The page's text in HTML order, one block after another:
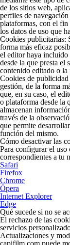
de los sitios web,
perfiles de
plataformas, con el
los datos de uso que
Cookies publicitarias:
forma más eficaz
el editor haya incluido
desde la que presta el
contenido editado o la
Cookies de
gestión, de la forma
que, en su caso, el
o plataforma desde la
almacenan
través de la
que permite
función del mismo.
Cómo desactivar las
Para configurar el uso
correspondientes a tu
Safari
Firefox
Chrome
Ópera
Internet Explorer
Edge
Qué sucede si no se
El rechazo de las
servicios
Actualizaciones y
capifilm.com puede